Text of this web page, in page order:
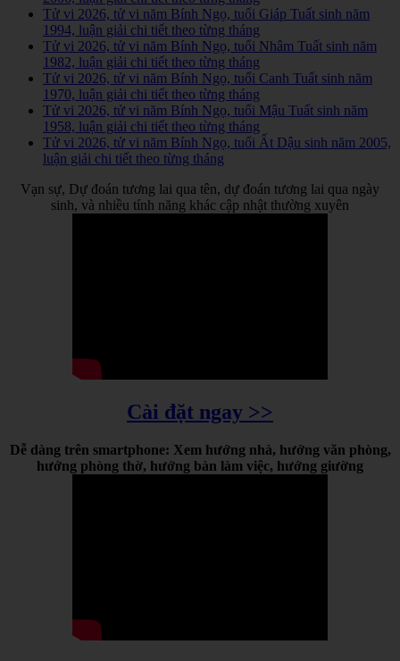
Tử vi 2026, tử vi năm Bính Ngọ, tuổi Giáp Tuất sinh năm
1994, luận giải chi tiết theo từng tháng
Tử vi 2026, tử vi năm Bính Ngọ, tuổi Nhâm Tuất sinh năm
1982, luận giải chi tiết theo từng tháng
Tử vi 2026, tử vi năm Bính Ngọ, tuổi Canh Tuất sinh năm
1970, luận giải chi tiết theo từng tháng
Tử vi 2026, tử vi năm Bính Ngọ, tuổi Mậu Tuất sinh năm
1958, luận giải chi tiết theo từng tháng
Tử vi 2026, tử vi năm Bính Ngọ, tuổi Ất Dậu sinh năm 2005,
luận giải chi tiết theo từng tháng
Vạn sự, Dự đoán tương lai qua tên, dự đoán tương lai qua ngày
sinh, và nhiều tính năng khác cập nhật thường xuyên
Cài đặt ngay >>
Dễ dàng trên smartphone: Xem hướng nhà, hướng văn phòng,
hướng phòng thờ, hướng bàn làm việc, hướng giường